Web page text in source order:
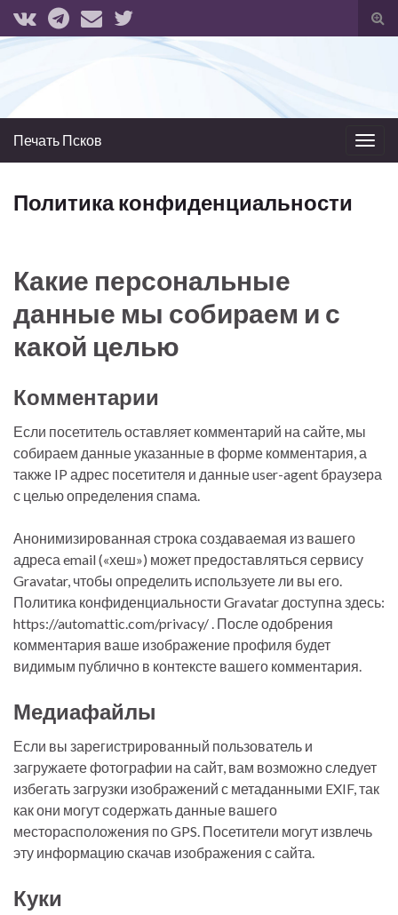
Вкл/
выкл
Печать Псков
Политика конфиденциальности
Какие персональные
данные мы собираем и с
какой целью
Комментарии
Если посетитель оставляет комментарий на сайте, мы
собираем данные указанные в форме комментария, а
также IP адрес посетителя и данные user-agent браузера
с целью определения спама.
Анонимизированная строка создаваемая из вашего
адреса email («хеш») может предоставляться сервису
Gravatar, чтобы определить используете ли вы его.
Политика конфиденциальности Gravatar доступна здесь:
https://automattic.com/privacy/ . После одобрения
комментария ваше изображение профиля будет
видимым публично в контексте вашего комментария.
Медиафайлы
Если вы зарегистрированный пользователь и
загружаете фотографии на сайт, вам возможно следует
избегать загрузки изображений с метаданными EXIF, так
как они могут содержать данные вашего
месторасположения по GPS. Посетители могут извлечь
эту информацию скачав изображения с сайта.
Куки